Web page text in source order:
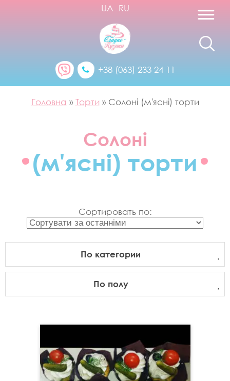
+38 (063) 233 24 11
UA RU
Головна » Торти » Солоні (м'ясні) торти
Солоні
(м'ясні) торти
Сортировать по:
По категории
По полу